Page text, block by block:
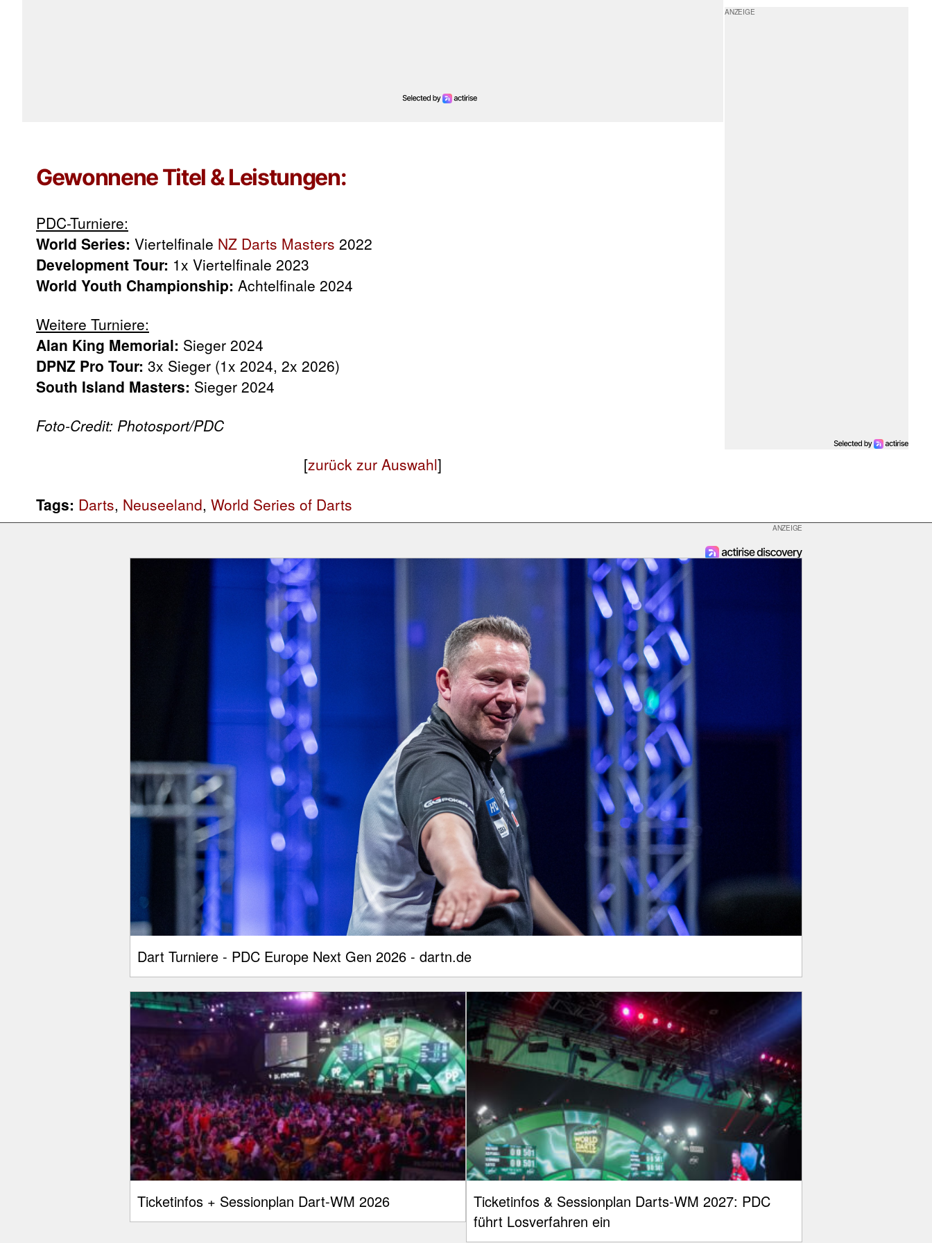
Gewonnene Titel & Leistungen:
PDC-Turniere:
World Series: Viertelfinale NZ Darts Masters 2022
Development Tour: 1x Viertelfinale 2023
World Youth Championship: Achtelfinale 2024
Weitere Turniere:
Alan King Memorial: Sieger 2024
DPNZ Pro Tour: 3x Sieger (1x 2024, 2x 2026)
South Island Masters: Sieger 2024
Foto-Credit: Photosport/PDC
[zurück zur Auswahl]
Tags: Darts, Neuseeland, World Series of Darts
Dart Turniere - PDC Europe Next Gen 2026 - dartn.de
Ticketinfos + Sessionplan Dart-WM 2026
Ticketinfos & Sessionplan Darts-WM 2027: PDC
führt Losverfahren ein